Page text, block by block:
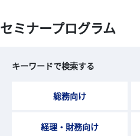
セミナープログラム
キーワードで検索する
総務向け
経理・財務向け